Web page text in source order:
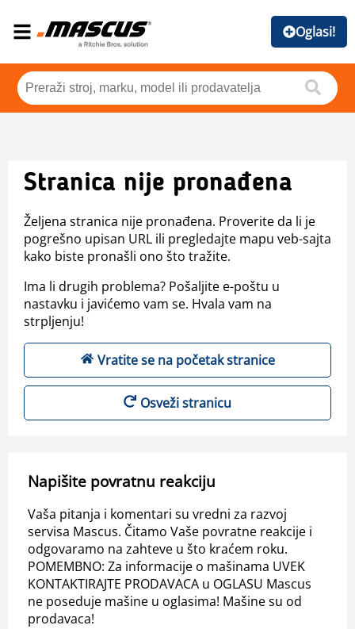
Oglasi!
Stranica nije pronađena
Željena stranica nije pronađena. Proverite da li je
pogrešno upisan URL ili pregledajte mapu veb-sajta
kako biste pronašli ono što tražite.
Ima li drugih problema? Pošaljite e-poštu u
nastavku i javićemo vam se. Hvala vam na
strpljenju!
Vratite se na početak stranice
Osveži stranicu
Napišite povratnu reakciju
Vaša pitanja i komentari su vredni za razvoj
servisa Mascus. Čitamo Vaše povratne reakcije i
odgovaramo na zahteve u što kraćem roku.
POMEMBNO: Za informacije o mašinama UVEK
KONTAKTIRAJTE PRODAVACA u OGLASU Mascus
ne poseduje mašine u oglasima! Mašine su od
prodavaca!